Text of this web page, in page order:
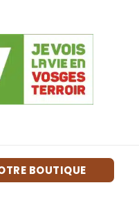
BOUTIQUE